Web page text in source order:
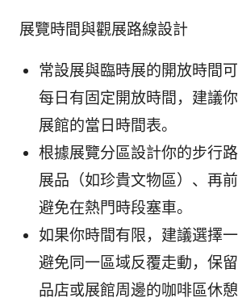
展覽時間與觀展路線設計
常設展與臨時展的開放時間
每日有固定開放時間，建議
展館的當日時間表。
根據展覽分區設計你的步行
展品（如珍貴文物區）、再前
避免在熱門時段塞車。
如果你時間有限，建議選擇一
避免同一區域反覆走動，保
品店或展館周邊的咖啡區休憩